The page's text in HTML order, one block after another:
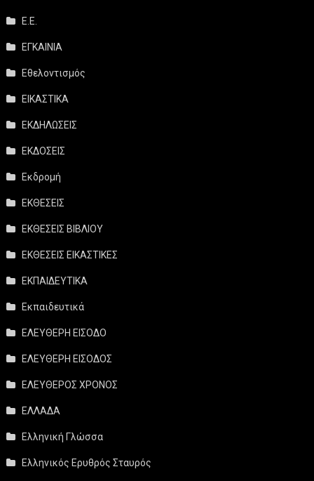
Ε.Ε.
ΕΓΚΑΙΝΙΑ
Εθελοντισμός
ΕΙΚΑΣΤΙΚΑ
ΕΚΔΗΛΩΣΕΙΣ
ΕΚΔΟΣΕΙΣ
Εκδρομή
ΕΚΘΕΣΕΙΣ
ΕΚΘΕΣΕΙΣ ΒΙΒΛΙΟΥ
ΕΚΘΕΣΕΙΣ ΕΙΚΑΣΤΙΚΕΣ
ΕΚΠΑΙΔΕΥΤΙΚΑ
Εκπαιδευτικά
ΕΛΕΥΘΕΡΗ ΕΙΣΟΔΟ
ΕΛΕΥΘΕΡΗ ΕΙΣΟΔΟΣ
ΕΛΕΥΘΕΡΟΣ ΧΡΟΝΟΣ
ΕΛΛΑΔΑ
Ελληνική Γλώσσα
Ελληνικός Ερυθρός Σταυρός